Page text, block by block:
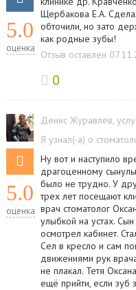
5.0
оценка
Щербакова Е.А.
обточили, но зато
как родные зубы!
Отзыв оставлен
0
5.0
оценка
Денис Журавлев,
Я узнал(-а) о
Ну вот и наступило
драгоценному
было не трудно. У
трех лет посещают
врач стоматолог
улыбкой на устах.
осмотрел кабинет.
Сел в кресло и сам
движениями рук
не плакал. Тетя
ещё прийти, если зуб